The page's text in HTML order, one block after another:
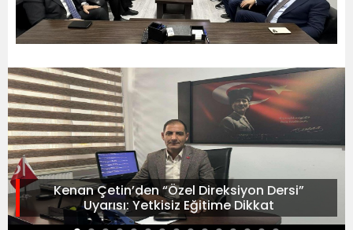
Kenan Çetin’den “Özel Direksiyon Dersi”
Uyarısı: Yetkisiz Eğitime Dikkat